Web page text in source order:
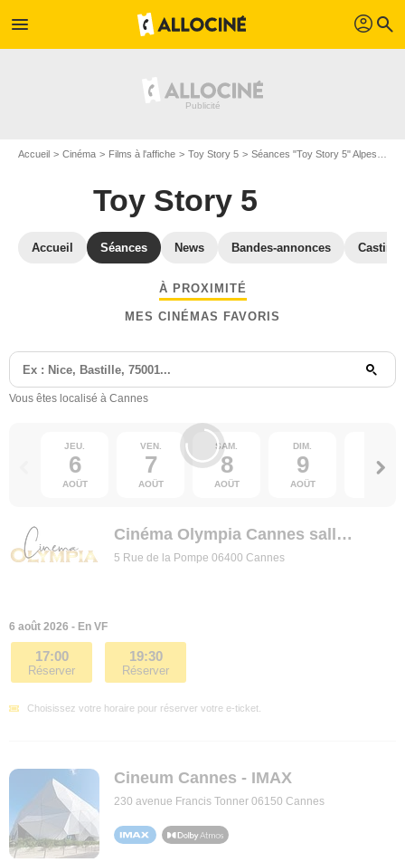
menu profil search
Accueil Cinéma Films à l'affiche Toy Story 5 Séances "Toy Story 5" Alpes-Maritimes
Toy Story 5
Accueil Séances News Bandes-annonces Casting
À PROXIMITÉ
MES CINÉMAS FAVORIS
Vous êtes localisé à Cannes
JEU.
6
AOÛT
VEN.
7
AOÛT
SAM.
8
AOÛT
DIM.
9
AOÛT
10
Cinéma Olympia Cannes salles 5 à 9
5 Rue de la Pompe 06400 Cannes
6 août 2026 - En VF
17:00
Réserver
19:30
Réserver
Choisissez votre horaire pour réserver votre e-ticket.
Cineum Cannes - IMAX
230 avenue Francis Tonner 06150 Cannes